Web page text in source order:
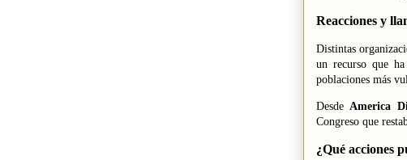
Reacciones y
Distintas
un recurso que
poblaciones más
DesdeAmerica
Congreso que
¿Qué acciones